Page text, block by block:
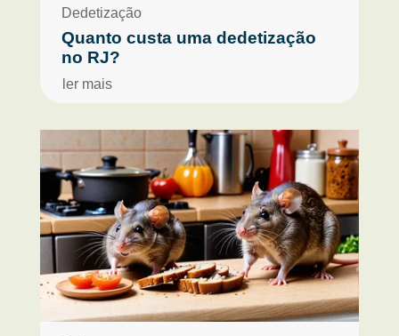
Quanto custa uma dedetização
no RJ?
Dedetização
ler mais